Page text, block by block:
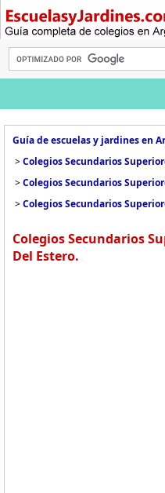
Guía de escuelas y jardines en
>Colegios Secundarios
>Colegios Secundarios
>Colegios Secundarios
Colegios Secundarios
Del Estero.